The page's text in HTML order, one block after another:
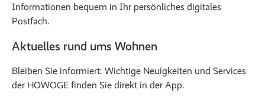
Informationen bequem in Ihr persönliches digitales
Postfach.
Aktuelles rund ums Wohnen
Bleiben Sie informiert: Wichtige Neuigkeiten und Services
der HOWOGE finden Sie direkt in der App.